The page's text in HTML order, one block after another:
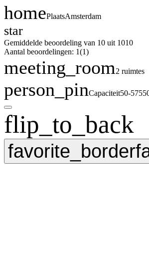
homePlaatsAmsterdam
star
Gemiddelde beoordeling van 10 uit 1010
Aantal beoordelingen: 1(1)
meeting_room2 ruimtes
person_pinCapaciteit50-575
flip_to_back
favorite_border